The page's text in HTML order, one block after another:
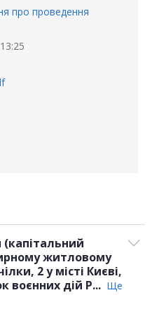
про проведення
13:25
житловому
2 у місті Києві,
воєнних дій Р... Ще